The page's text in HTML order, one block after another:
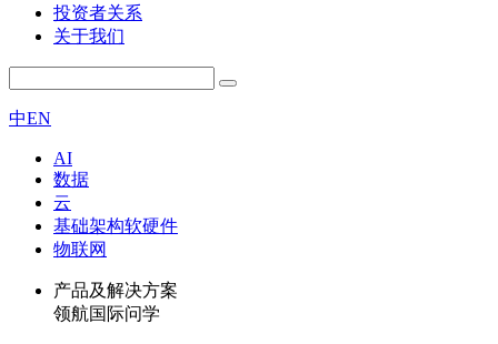
投资者关系
关于我们
中EN
AI
数据
云
基础架构软硬件
物联网
产品及解决方案
领航国际问学